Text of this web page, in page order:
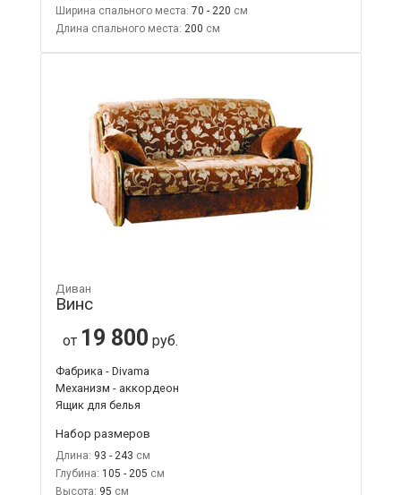
Ширина спального места: 70 - 220
Длина спального места: 200
Диван
Винс
от 19 800 руб.
Фабрика - Divama
Механизм - аккордеон
Ящик для белья
Набор размеров
Длина: 93 - 243
Глубина: 105 - 205
Высота: 95